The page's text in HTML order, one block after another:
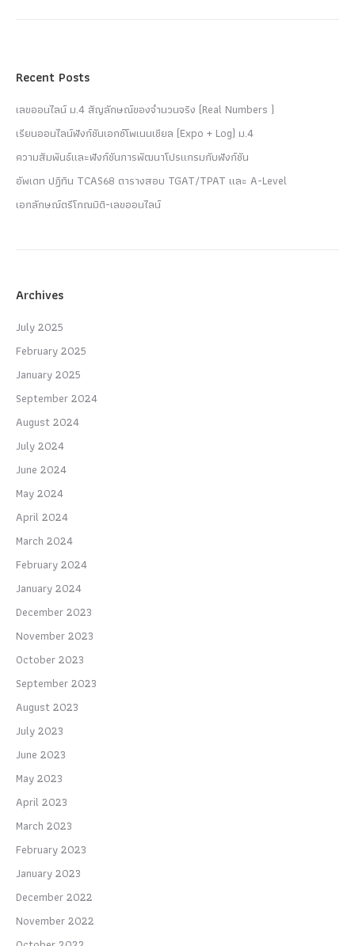
Recent Posts
เลขออนไลน์ ม.4 สัญลักษณ์ของจำนวนจริง (Real Numbers )
เรียนออนไลน์ฟังก์ชันเอกซ์โพเนนเชียล (Expo + Log) ม.4
ความสัมพันธ์และฟังก์ชันการพัฒนาโปรแกรมกับฟังก์ชัน
อัพเดท ปฏิทิน TCAS68 ตารางสอบ TGAT/TPAT และ A-Level
เอกลักษณ์ตรีโกณมิติ-เลขออนไลน์
Archives
July 2025
February 2025
January 2025
September 2024
August 2024
July 2024
June 2024
May 2024
April 2024
March 2024
February 2024
January 2024
December 2023
November 2023
October 2023
September 2023
August 2023
July 2023
June 2023
May 2023
April 2023
March 2023
February 2023
January 2023
December 2022
November 2022